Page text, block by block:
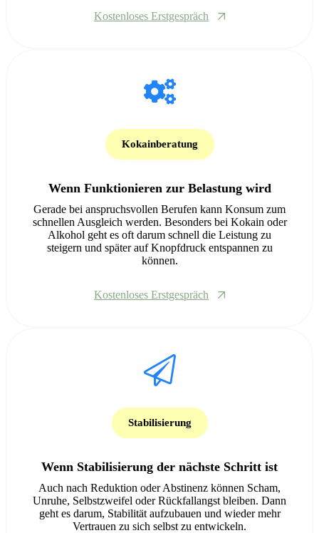
Kostenloses Erstgespräch
Kokainberatung
Wenn Funktionieren zur Belastung wird
Gerade bei anspruchsvollen Berufen kann Konsum zum
schnellen Ausgleich werden. Besonders bei Kokain oder
Alkohol geht es oft darum schnell die Leistung zu
steigern und später auf Knopfdruck entspannen zu
können.
Kostenloses Erstgespräch
Stabilisierung
Wenn Stabilisierung der nächste Schritt ist
Auch nach Reduktion oder Abstinenz können Scham,
Unruhe, Selbstzweifel oder Rückfallangst bleiben. Dann
geht es darum, Stabilität aufzubauen und wieder mehr
Vertrauen zu sich selbst zu entwickeln.